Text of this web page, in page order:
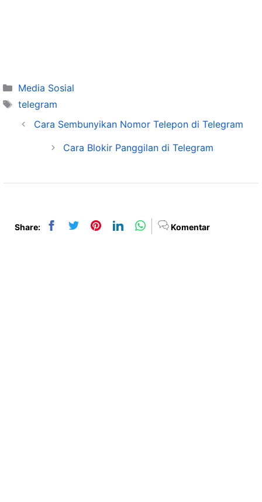
Categories
Media Sosial
Tags
telegram
Cara Sembunyikan Nomor Telepon di Telegram
Cara Blokir Panggilan di Telegram
Share: Komentar